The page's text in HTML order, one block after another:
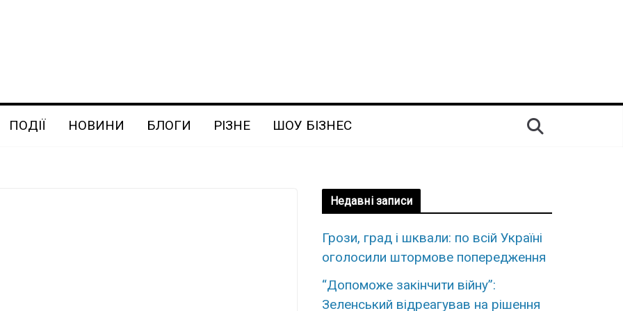
ПОДІЇ НОВИНИ БЛОГИ РІЗНЕ ШОУ БІЗНЕС
Недавні записи
Грози, град і шквали: по всій Україні
оголосили штормове попередження
“Допоможе закінчити війну”:
Зеленський відреагував на рішення